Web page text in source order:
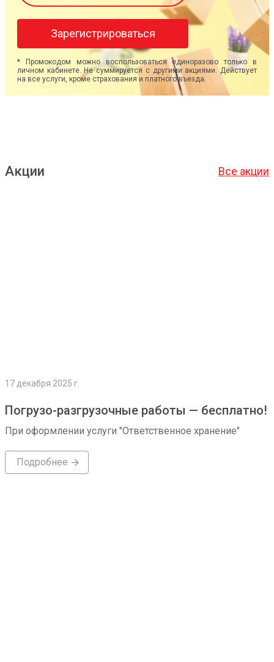
Зарегистрироваться
* Промокодом можно воспользоваться единоразово только в
личном кабинете. Не суммируется с другими акциями. Действует
на все услуги, кроме страхования и платного въезда.
Акции Все акции
17 декабря 2025 г.
Погрузо-разгрузочные работы — бесплатно!
При оформлении услуги "Ответственное хранение"
Подробнее